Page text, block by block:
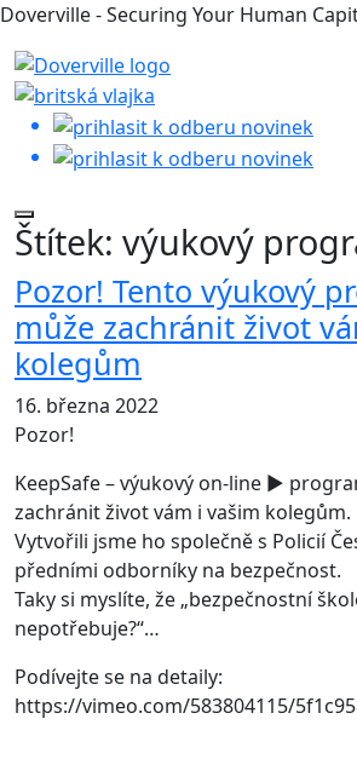
Doverville - Securing Your Human
Štítek: výukový
Pozor! Tento výukový
může zachránit život
kolegům
16. března 2022
Pozor!
KeepSafe – výukový on-line ▶️
zachránit život vám i vašim kolegům.
Vytvořili jsme ho společně s Policií
předními odborníky na bezpečnost.
Taky si myslíte, že „bezpečnostní
nepotřebuje?“…
Podívejte se na detaily:
https://vimeo.com/583804115/